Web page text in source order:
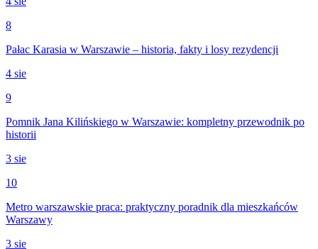
8
Pałac Karasia w Warszawie – historia, fakty i losy rezydencji
4 sie
9
Pomnik Jana Kilińskiego w Warszawie: kompletny przewodnik po
historii
3 sie
10
Metro warszawskie praca: praktyczny poradnik dla mieszkańców
Warszawy
3 sie